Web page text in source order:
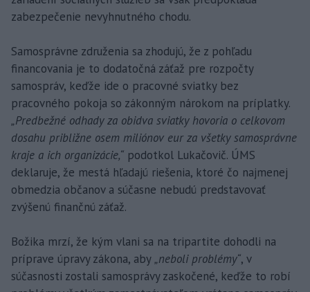
zabezpečenie nevyhnutného chodu.
Samosprávne združenia sa zhodujú, že z pohľadu
financovania je to dodatočná záťaž pre rozpočty
samospráv, keďže ide o pracovné sviatky bez
pracovného pokoja so zákonným nárokom na príplatky.
„Predbežné odhady za obidva sviatky hovoria o celkovom
dosahu približne osem miliónov eur za všetky samosprávne
kraje a ich organizácie,“ podotkol Lukačovič. ÚMS
deklaruje, že mestá hľadajú riešenia, ktoré čo najmenej
obmedzia občanov a súčasne nebudú predstavovať
zvýšenú finančnú záťaž.
Božika mrzí, že kým vlani sa na tripartite dohodli na
príprave úpravy zákona, aby„neboli problémy“, v
súčasnosti zostali samosprávy zaskočené, keďže to robí